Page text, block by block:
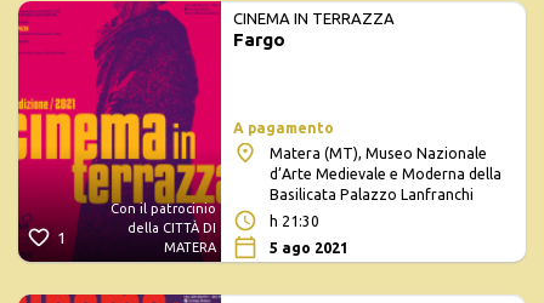
1
Con il patrocinio
della CITTÀ DI
MATERA
CINEMA IN TERRAZZA
Fargo
A pagamento
Matera (MT), Museo Nazionale
d’Arte Medievale e Moderna della
Basilicata Palazzo Lanfranchi
h 21:30
5 ago 2021